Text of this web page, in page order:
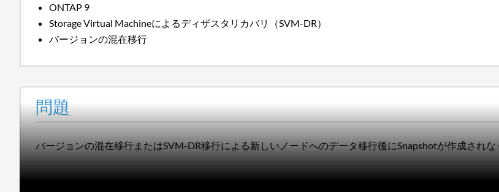
ONTAP 9
Storage Virtual Machineによるディザスタリカバリ（SVM-DR）
バージョンの混在移行
問題
バージョンの混在移行またはSVM-DR移行による新しいノードへのデータ移行後にSnapshotが作成されな